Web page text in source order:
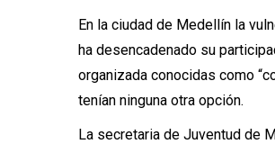
En la ciudad de Medellín la
ha desencadenado su
organizada conocidas como
tenían ninguna otra opción.
La secretaria de Juventud de